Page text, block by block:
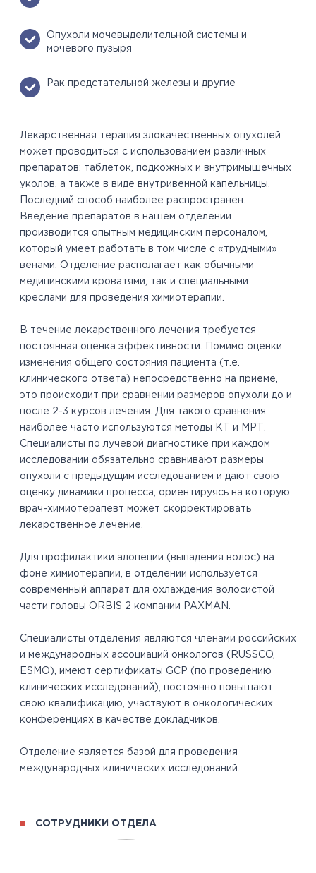
Опухоли мочевыделительной системы и
мочевого пузыря
Рак предстательной железы и другие
Лекарственная терапия злокачественных опухолей
может проводиться с использованием различных
препаратов: таблеток, подкожных и внутримышечных
уколов, а также в виде внутривенной капельницы.
Последний способ наиболее распространен.
Введение препаратов в нашем отделении
производится опытным медицинским персоналом,
который умеет работать в том числе с «трудными»
венами. Отделение располагает как обычными
медицинскими кроватями, так и специальными
креслами для проведения химиотерапии.
В течение лекарственного лечения требуется
постоянная оценка эффективности. Помимо оценки
изменения общего состояния пациента (т.е.
клинического ответа) непосредственно на приеме,
это происходит при сравнении размеров опухоли до и
после 2-3 курсов лечения. Для такого сравнения
наиболее часто используются методы КТ и МРТ.
Специалисты по лучевой диагностике при каждом
исследовании обязательно сравнивают размеры
опухоли с предыдущим исследованием и дают свою
оценку динамики процесса, ориентируясь на которую
врач-химиотерапевт может скорректировать
лекарственное лечение.
Для профилактики алопеции (выпадения волос) на
фоне химиотерапии, в отделении используется
современный аппарат для охлаждения волосистой
части головы ORBIS 2 компании PAXMAN.
Специалисты отделения являются членами российских
и международных ассоциаций онкологов (RUSSCO,
ESMO), имеют сертификаты GCP (по проведению
клинических исследований), постоянно повышают
свою квалификацию, участвуют в онкологических
конференциях в качестве докладчиков.
Отделение является базой для проведения
международных клинических исследований.
СОТРУДНИКИ ОТДЕЛА